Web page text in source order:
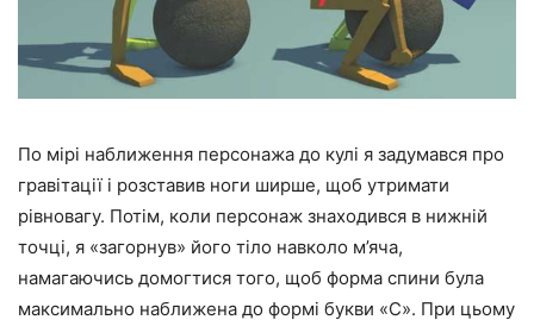
По мірі наближення персонажа до кулі я задумався про
гравітації і розставив ноги ширше, щоб утримати
рівновагу. Потім, коли персонаж знаходився в нижній
точці, я «загорнув» його тіло навколо м’яча,
намагаючись домогтися того, щоб форма спини була
максимально наближена до формі букви «С». При цьому